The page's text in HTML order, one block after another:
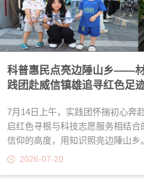
科普惠民点亮边陲山乡——
践团赴威信镇雄追寻红色足迹
7月14日上午，实践团怀揣初心奔
启红色寻根与科技志愿服务相结
信仰的高度，用知识照亮边陲山
场，先辈长征路上攻坚克难、敢闯
2026-07-20